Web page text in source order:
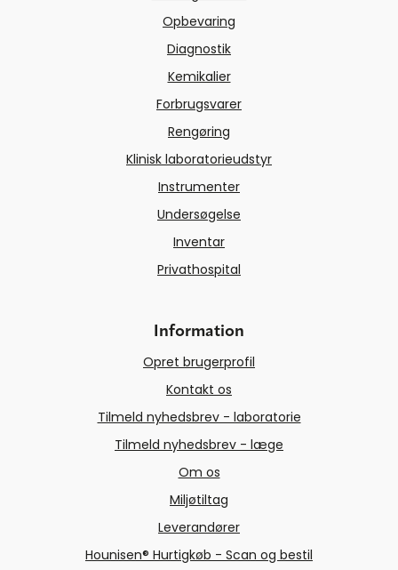
Opbevaring
Diagnostik
Kemikalier
Forbrugsvarer
Rengøring
Klinisk laboratorieudstyr
Instrumenter
Undersøgelse
Inventar
Privathospital
Information
Opret brugerprofil
Kontakt os
Tilmeld nyhedsbrev - laboratorie
Tilmeld nyhedsbrev - læge
Om os
Miljøtiltag
Leverandører
Hounisen® Hurtigkøb - Scan og bestil